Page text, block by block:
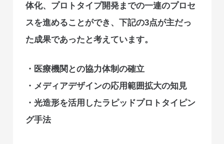
体化、プロトタイプ開発までの一連のプロセ
スを進めることができ、下記の3点が主だっ
た成果であったと考えています。
・医療機関との協力体制の確立
・メディアデザインの応用範囲拡大の知見
・光造形を活用したラピッドプロトタイピン
グ手法